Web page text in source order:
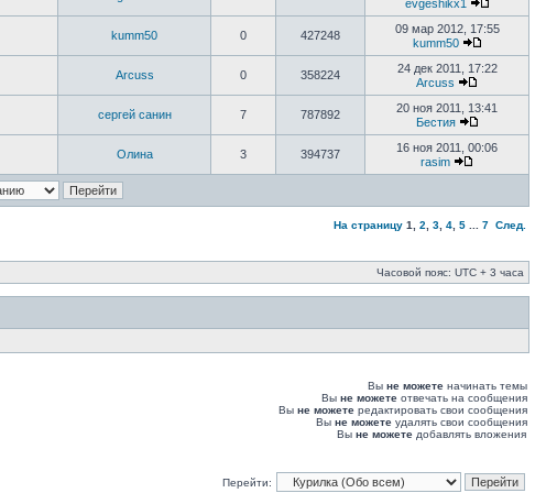
evgeshikx1
kumm50 0 427248
09 мар 2012, 17:55
kumm50
Arcuss 0 358224
24 дек 2011, 17:22
Arcuss
сергей санин 7 787892
20 ноя 2011, 13:41
Бестия
Олина 3 394737
16 ноя 2011, 00:06
rasim
На страницу 1 2 3 4 5 7 След.
Часовой пояс: UTC + 3 часа
Вы не можете начинать темы
Вы не можете отвечать на сообщения
Вы не можете редактировать свои сообщения
Вы не можете удалять свои сообщения
Вы не можете добавлять вложения
Перейти: